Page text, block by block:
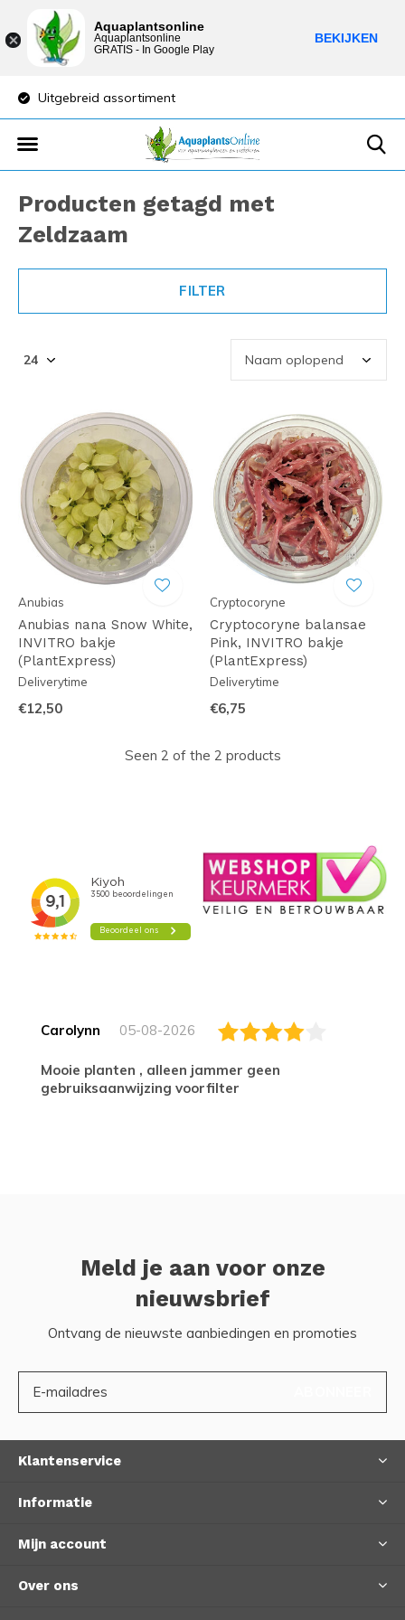
Uitgebreid assortiment
Producten getagd met
Zeldzaam
FILTER
Anubias
Anubias nana Snow White,
INVITRO bakje
(PlantExpress)
Deliverytime
€12,50
Cryptocoryne
Cryptocoryne balansae
Pink, INVITRO bakje
(PlantExpress)
Deliverytime
€6,75
Seen 2 of the 2 products
Carolynn 05-08-2026
Mooie planten , alleen jammer geen
gebruiksaanwijzing voorfilter
Meld je aan voor onze
nieuwsbrief
Ontvang de nieuwste aanbiedingen en promoties
Klantenservice
Informatie
Mijn account
Over ons
Aquaplantsonline
Aquaplantsonline
GRATIS - In Google Play
BEKIJKEN